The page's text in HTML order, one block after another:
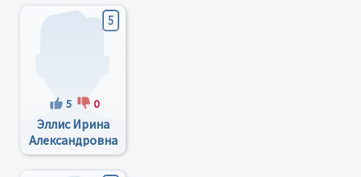
5
5 0
Эллис Ирина
Александровна